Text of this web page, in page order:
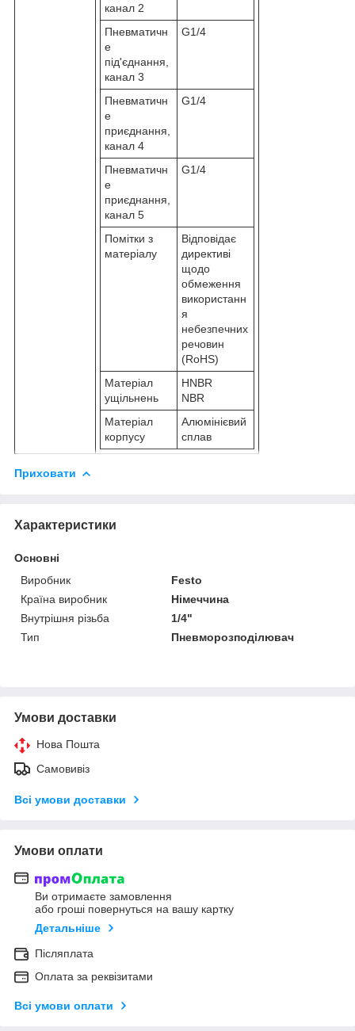
канал 2
Пневматичн
е
під'єднання,
канал 3
G1/4
Пневматичн
е
приєднання,
канал 4
G1/4
Пневматичн
е
приєднання,
канал 5
G1/4
Помітки з
матеріалу
Відповідає
директиві
щодо
обмеження
використанн
я
небезпечних
речовин
(RoHS)
Матеріал
ущільнень
HNBR
NBR
Матеріал
корпусу
Алюмінієвий
сплав
Приховати
Характеристики
Основні
Виробник
Festo
Країна виробник
Німеччина
Внутрішня різьба
1/4"
Тип
Пневморозподілювач
Умови доставки
Нова Пошта
Самовивіз
Всі умови доставки
Умови оплати
Ви отримаєте замовлення
або гроші повернуться на вашу картку
Детальніше
Післяплата
Оплата за реквізитами
Всі умови оплати